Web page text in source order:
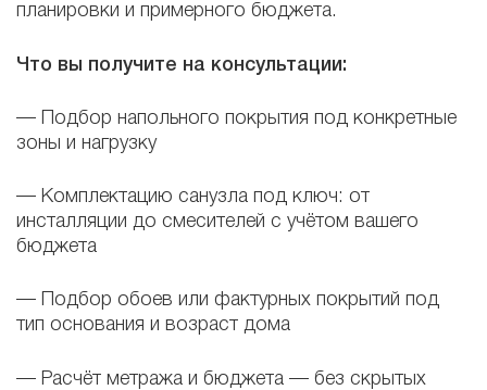
планировки и примерного бюджета.
Что вы получите на консультации:
— Подбор напольного покрытия под конкретные
зоны и нагрузку
— Комплектацию санузла под ключ: от
инсталляции до смесителей с учётом вашего
бюджета
— Подбор обоев или фактурных покрытий под
тип основания и возраст дома
— Расчёт метража и бюджета — без скрытых